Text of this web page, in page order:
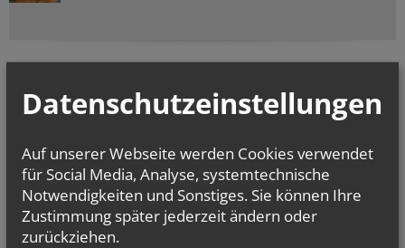
Datenschutzeinstellungen
Auf unserer Webseite werden Cookies verwendet
für Social Media, Analyse, systemtechnische
Notwendigkeiten und Sonstiges. Sie können Ihre
Zustimmung später jederzeit ändern oder
zurückziehen.